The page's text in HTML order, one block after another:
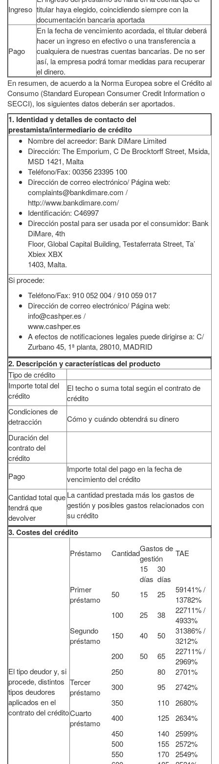
Ingreso titular haya elegido, coincidiendo siempre con la
documentación bancaria aportada
Pago
En la fecha de vencimiento acordada, el titular deberá
hacer un ingreso en efectivo o una transferencia a
cualquiera de nuestras cuentas bancarias. De no ser
así, la empresa podrá tomar medidas para recuperar
el dinero.
En resumen, de acuerdo a la Norma Europea sobre el Crédito al
Consumo (Standard European Consumer Credit Information o
SECCI), los siguientes datos deberán ser aportados.
1. Identidad y detalles de contacto del
prestamista/intermediario de crédito
Nombre del acreedor: Bank DiMare Limited
Dirección: The Emporium, C De Brocktorff Street, Msida,
MSD 1421, Malta
Teléfono/Fax: 00356 23395 100
Dirección de correo electrónico/ Página web:
complaints@bankdimare.com /
http://www.bankdimare.com/
Identificación: C46997
Dirección postal para ser usada por el consumidor: Bank
DiMare, 4th
Floor, Global Capital Building, Testaferrata Street, Ta’
Xbiex XBX
1403, Malta.
Si procede:
Teléfono/Fax: 910 052 004 / 910 059 017
Dirección de correo electrónico/ Página web:
info@cashper.es /
www.cashper.es
A efectos de notificaciones legales puede dirigirse a: C/
Zurbano 45, 1ª planta, 28010, MADRID
2. Descripción y características del producto
Tipo de crédito
Importe total del
crédito
El techo o suma total según el contrato de
crédito
Condiciones de
detracción
Cómo y cuándo obtendrá su dinero
Duración del
contrato del
crédito
Pago
Importe total del pago en la fecha de
vencimiento del crédito
Cantidad total que
tendrá que
devolver
La cantidad prestada más los gastos de
gestión y posibles gastos relacionados con
su crédito
3. Costes del crédito
El tipo deudor y, si
procede, distintos
tipos deudores
aplicados en el
contrato del crédito
Préstamo CantidadGastos de
gestión
TAE
15
días
30
días
Primer
préstamo
50 15 25
59141% /
13782%
100
25 38
22711% /
4933%
Segundo
préstamo
150 40 50
31386% /
3212%
200
50 65
22711% /
2969%
250
80
2701%
Tercer
préstamo
300 95
2742%
350
110
2680%
Cuarto
préstamo
400 125
2634%
450
140
2599%
500
155
2572%
550
170
2549%